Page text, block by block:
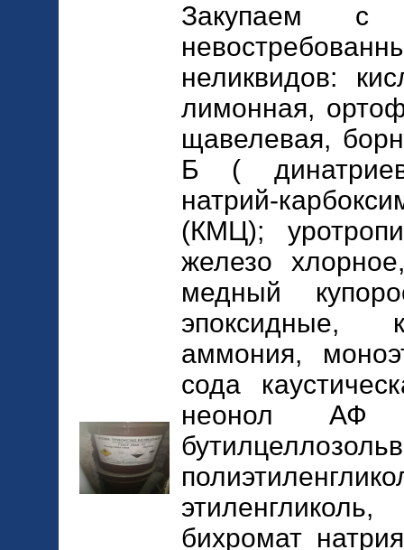
Закупаем с
неликвидов:
лимонная,
щавелевая,
Б (
натрий-
(КМЦ);
железо
медный
эпоксидные,
аммония,
сода
неонол
бихромат